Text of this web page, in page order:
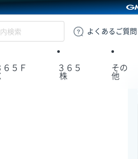
GMOクリック証券
よくある ご質問
６５Ｆ
３６５
株
その
他